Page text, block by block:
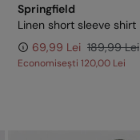
Springfield
Linen short sleeve shirt
69,99 Lei 189,99 Lei
Economisești 120,00 Lei